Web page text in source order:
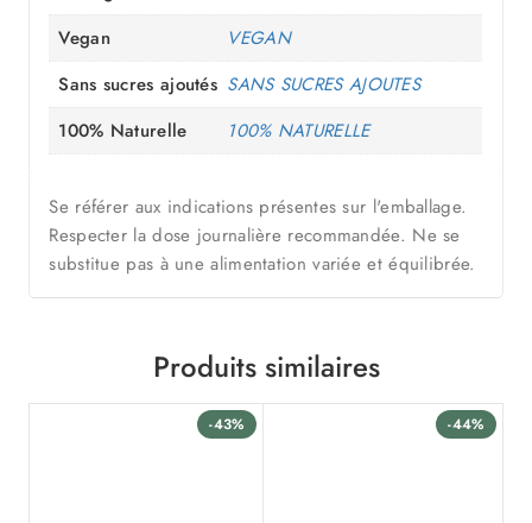
Vegan
VEGAN
Sans sucres ajoutés SANS SUCRES AJOUTES
100% Naturelle
100% NATURELLE
Se référer aux indications présentes sur l'emballage.
Respecter la dose journalière recommandée. Ne se
substitue pas à une alimentation variée et équilibrée.
Produits similaires
-43% -44%